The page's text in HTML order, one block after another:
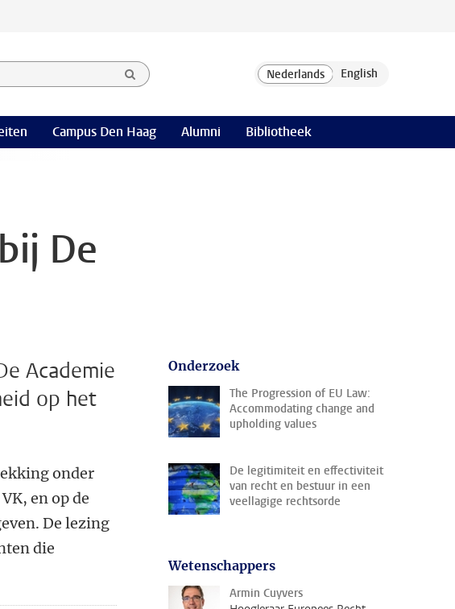
Campus Den Haag Alumni Bibliotheek
De
Academie
op het
onder
en op de
De lezing
die
Onderzoek
The Progression of EU Law:
Accommodating change and
upholding values
De legitimiteit en effectiviteit
van recht en bestuur in een
veellagige rechtsorde
Wetenschappers
Armin Cuyvers